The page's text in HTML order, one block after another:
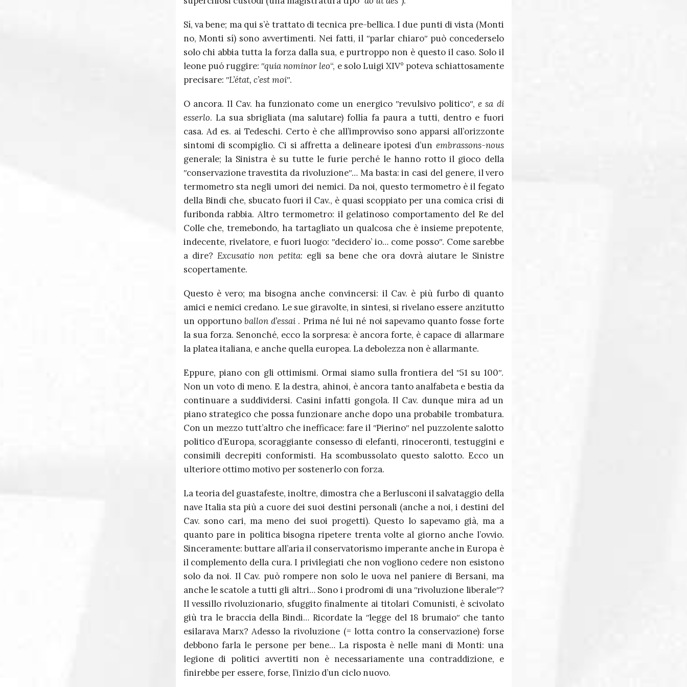
Sí, va bene; ma qui s’è trattato di tecnica pre-bellica. I due punti di vista (Monti
no, Monti sí) sono avvertimenti. Nei fatti, il ʺparlar chiaroʺ può concederselo
solo chi abbia tutta la forza dalla sua, e purtroppo non è questo il caso. Solo il
leone puó ruggire: ʺquia nominor leo“, e solo Luigi XIV° poteva schiattosamente
precisare: ʺL’état, c’est moiʺ.
O ancora. Il Cav. ha funzionato come un energico ʺrevulsivo politicoʺ,e sa di
esserlo. La sua sbrigliata (ma salutare) follía fa paura a tutti, dentro e fuori
casa. Ad es. ai Tedeschi. Certo è che all’improvviso sono apparsi all’orizzonte
sintomi di scompiglio. Ci si affretta a delineare ipotesi d’un embrassons-nous
generale; la Sinistra è su tutte le furie perché le hanno rotto il gioco della
ʺconservazione travestita da rivoluzioneʺ… Ma basta: in casi del genere, il vero
termometro sta negli umori dei nemici. Da noi, questo termometro è il fegato
della Bindi che, sbucato fuori il Cav., è quasi scoppiato per una comica crisi di
furibonda rabbia. Altro termometro: il gelatinoso comportamento del Re del
Colle che, tremebondo, ha tartagliato un qualcosa che è insieme prepotente,
indecente, rivelatore, e fuori luogo: ʺdecidero’ io… come possoʺ. Come sarebbe
a dire?Excusatio non petita: egli sa bene che ora dovrà aiutare le Sinistre
scopertamente.
Questo è vero; ma bisogna anche convincersi: il Cav. è più furbo di quanto
amici e nemici credano. Le sue giravolte, in sintesi, si rivelano essere anzitutto
un opportuno ballon d’essai . Prima né lui né noi sapevamo quanto fosse forte
la sua forza. Senonché, ecco la sorpresa: è ancora forte, è capace di allarmare
la platea italiana, e anche quella europea. La debolezza non è allarmante.
Eppure, piano con gli ottimismi. Ormai siamo sulla frontiera del ʺ51 su 100ʺ.
Non un voto di meno. E la destra, ahinoi, è ancora tanto analfabeta e bestia da
continuare a suddividersi. Casini infatti gongola. Il Cav. dunque mira ad un
piano strategico che possa funzionare anche dopo una probabile trombatura.
Con un mezzo tutt’altro che inefficace: fare il ʺPierinoʺ nel puzzolente salotto
politico d’Europa, scoraggiante consesso di elefanti, rinoceronti, testuggini e
consimili decrepiti conformisti. Ha scombussolato questo salotto. Ecco un
ulteriore ottimo motivo per sostenerlo con forza.
La teoria del guastafeste, inoltre, dimostra che a Berlusconi il salvataggio della
nave Italia sta più a cuore dei suoi destini personali (anche a noi, i destini del
Cav. sono cari, ma meno dei suoi progetti). Questo lo sapevamo già, ma a
quanto pare in politica bisogna ripetere trenta volte al giorno anche l’ovvio.
Sinceramente: buttare all’aria il conservatorismo imperante anche in Europa è
il complemento della cura. I privilegiati che non vogliono cedere non esistono
solo da noi. Il Cav. può rompere non solo le uova nel paniere di Bersani, ma
anche le scatole a tutti gli altri… Sono i prodromi di una ʺrivoluzione liberaleʺ?
Il vessillo rivoluzionario, sfuggito finalmente ai titolari Comunisti, è scivolato
giù tra le braccia della Bindi… Ricordate la ʺlegge del 18 brumaioʺ che tanto
esilarava Marx? Adesso la rivoluzione (= lotta contro la conservazione) forse
debbono farla le persone per bene… La risposta è nelle mani di Monti: una
legione di politici avvertiti non è necessariamente una contraddizione, e
finirebbe per essere, forse, l’inizio d’un ciclo nuovo.